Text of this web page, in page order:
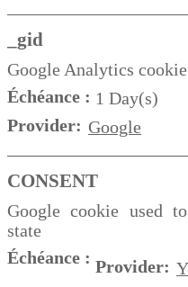
_gid
Google Analytics
Échéance : 1 Day(s)
Provider: Google
CONSENT
Google cookie used
state
Échéance : Provider: